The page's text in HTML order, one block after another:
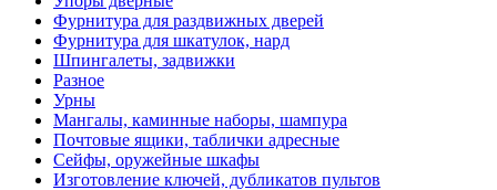
Фурнитура для раздвижных дверей
Фурнитура для шкатулок, нард
Шпингалеты, задвижки
Разное
Урны
Мангалы, каминные наборы, шампура
Почтовые ящики, таблички адресные
Сейфы, оружейные шкафы
Изготовление ключей, дубликатов пультов